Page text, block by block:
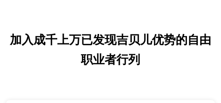
加入成千上万已发现吉贝儿优势的自由
职业者行列